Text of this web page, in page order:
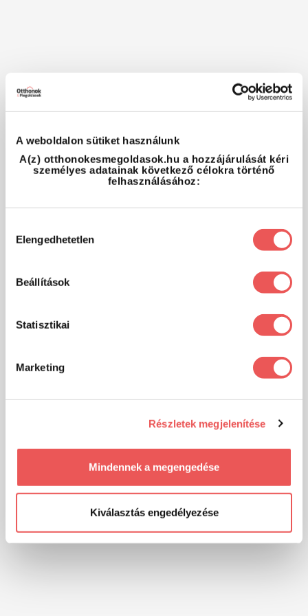
A weboldalon sütiket használunk
A(z) otthonokesmegoldasok.hu a hozzájárulását kéri
személyes adatainak következő célokra történő
felhasználásához:
kiválasztása
Elengedhetetlen
Beállítások
Statisztikai
Marketing
Részletek megjelenítése
Mindennek a megengedése
Kiválasztás engedélyezése